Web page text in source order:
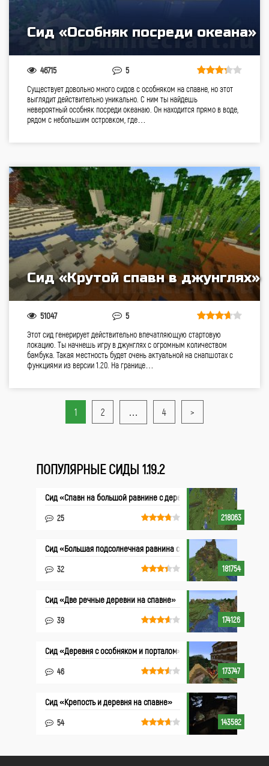
Сид «Особняк посреди океана»
46715 5
Существует довольно много сидов с особняком на спавне, но этот
выглядит действительно уникально. С ним ты найдешь
невероятный особняк посреди океанаю. Он находится прямо в воде,
рядом с небольшим островком, где…
Сид «Крутой спавн в джунглях»
51047 5
Этот сид генерирует действительно впечатляющую стартовую
локацию. Ты начнешь игру в джунглях с огромным количеством
бамбука. Такая местность будет очень актуальной на снапшотах с
функциями из версии 1.20. На границе…
1 2 … 4 >
ПОПУЛЯРНЫЕ СИДЫ 1.19.2
218063
Сид «Спавн на большой равнине с деревней»
25
181754
Сид «Большая подсолнечная равнина с деревней»
32
174126
Сид «Две речные деревни на спавне»
39
173747
Сид «Деревня с особняком и порталом»
46
143582
Сид «Крепость и деревня на спавне»
54